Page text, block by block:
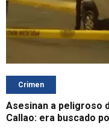
Crimen
Asesinan a peligroso
Callao: era buscado